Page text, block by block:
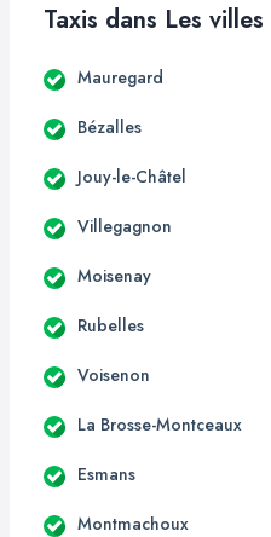
Taxis dans Les
Mauregard
Bézalles
Jouy-le-Châtel
Villegagnon
Moisenay
Rubelles
Voisenon
La Brosse-Montceaux
Esmans
Montmachoux